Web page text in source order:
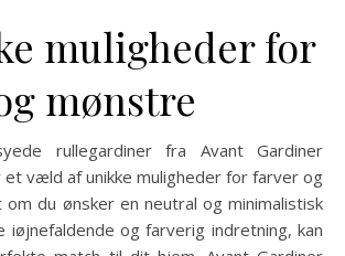
muligheder for
mønstre
rullegardiner fra Avant Gardiner
væld af unikke muligheder for farver og
du ønsker en neutral og minimalistisk
iøjnefaldende og farverig indretning, kan